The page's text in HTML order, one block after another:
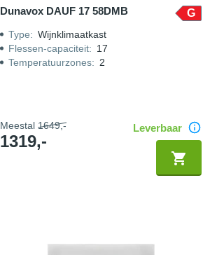
Dunavox DAUF 17 58DMB G
Type: Wijnklimaatkast
Flessen-capaciteit: 17
Temperatuurzones: 2
Meestal 1649,-
1319,-
Leverbaar